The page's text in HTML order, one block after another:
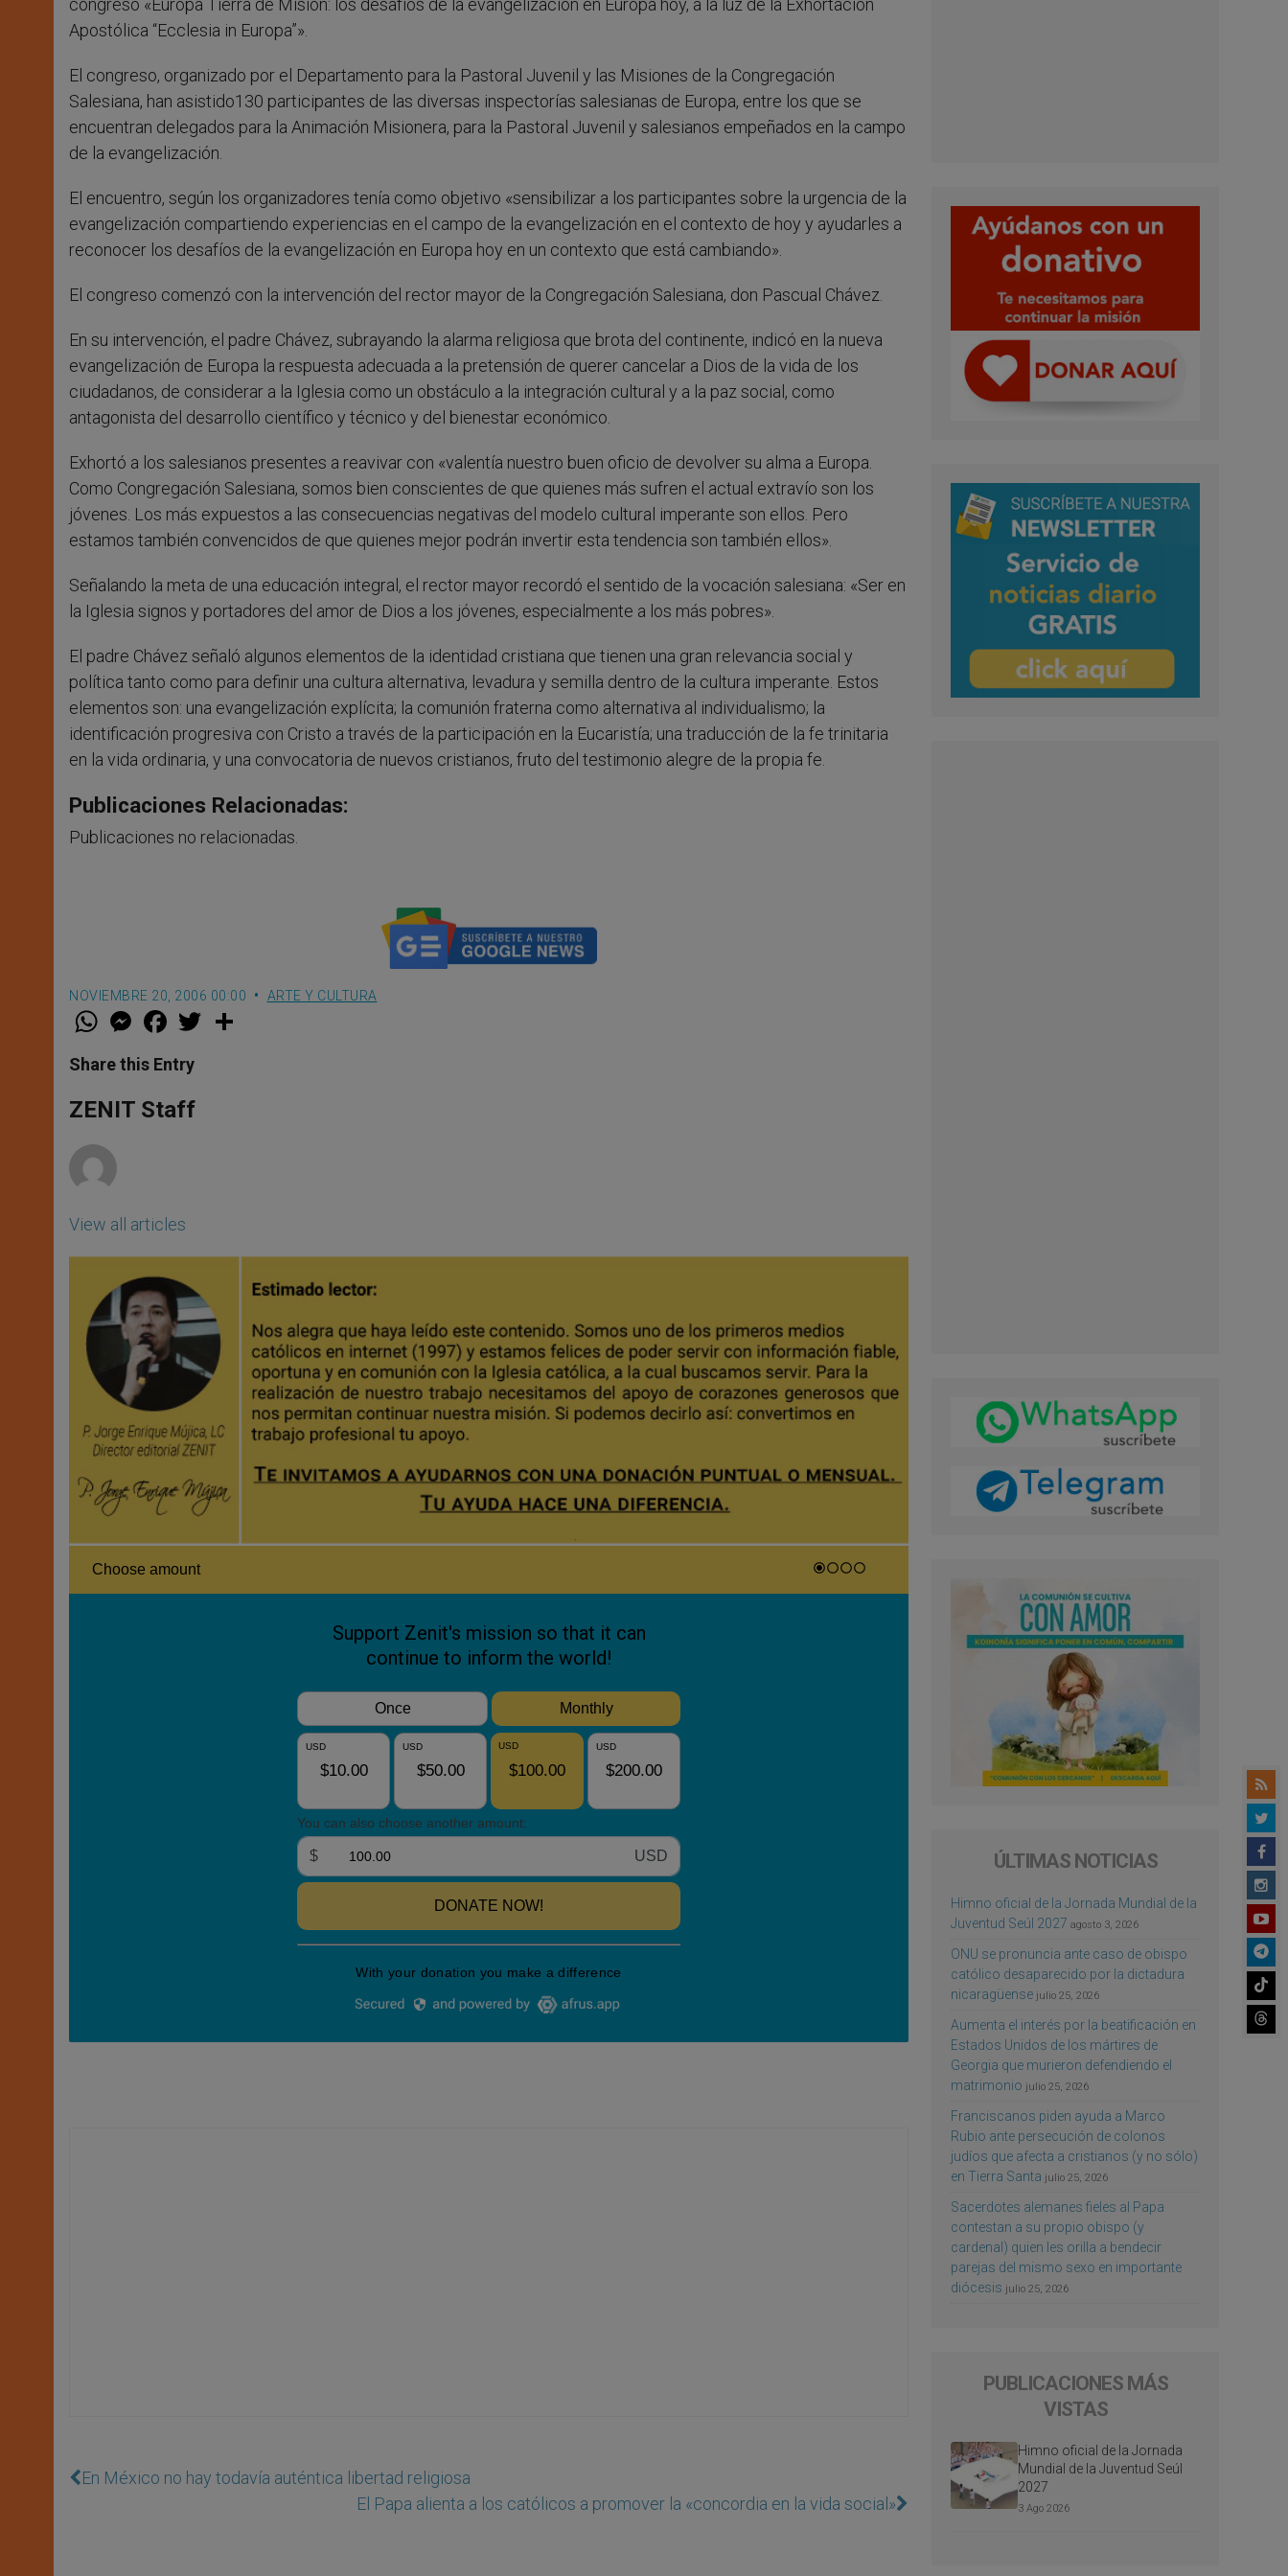
congreso «Europa Tierra de Misión: los desafíos de la evangelización en Europa hoy, a la luz de la Exhortación
Apostólica “Ecclesia in Europa”».
El congreso, organizado por el Departamento para la Pastoral Juvenil y las Misiones de la Congregación
Salesiana, han asistido130 participantes de las diversas inspectorías salesianas de Europa, entre los que se
encuentran delegados para la Animación Misionera, para la Pastoral Juvenil y salesianos empeñados en la campo
de la evangelización.
El encuentro, según los organizadores tenía como objetivo «sensibilizar a los participantes sobre la urgencia de la
evangelización compartiendo experiencias en el campo de la evangelización en el contexto de hoy y ayudarles a
reconocer los desafíos de la evangelización en Europa hoy en un contexto que está cambiando».
El congreso comenzó con la intervención del rector mayor de la Congregación Salesiana, don Pascual Chávez.
En su intervención, el padre Chávez, subrayando la alarma religiosa que brota del continente, indicó en la nueva
evangelización de Europa la respuesta adecuada a la pretensión de querer cancelar a Dios de la vida de los
ciudadanos, de considerar a la Iglesia como un obstáculo a la integración cultural y a la paz social, como
antagonista del desarrollo científico y técnico y del bienestar económico.
Exhortó a los salesianos presentes a reavivar con «valentía nuestro buen oficio de devolver su alma a Europa.
Como Congregación Salesiana, somos bien conscientes de que quienes más sufren el actual extravío son los
jóvenes. Los más expuestos a las consecuencias negativas del modelo cultural imperante son ellos. Pero
estamos también convencidos de que quienes mejor podrán invertir esta tendencia son también ellos».
Señalando la meta de una educación integral, el rector mayor recordó el sentido de la vocación salesiana: «Ser en
la Iglesia signos y portadores del amor de Dios a los jóvenes, especialmente a los más pobres».
El padre Chávez señaló algunos elementos de la identidad cristiana que tienen una gran relevancia social y
política tanto como para definir una cultura alternativa, levadura y semilla dentro de la cultura imperante. Estos
elementos son: una evangelización explícita; la comunión fraterna como alternativa al individualismo; la
identificación progresiva con Cristo a través de la participación en la Eucaristía; una traducción de la fe trinitaria
en la vida ordinaria, y una convocatoria de nuevos cristianos, fruto del testimonio alegre de la propia fe.
Publicaciones Relacionadas:
Publicaciones no relacionadas.
NOVIEMBRE 20, 2006 00:00 ARTE Y CULTURA
W
t
s
p
p
M
e
s
e
g
e
F
a
e
b
o
k
w
Share this Entry
ZENIT Staff
View all articles
En México no hay todavía auténtica libertad religiosa
El Papa alienta a los católicos a promover la «concordia en la vida social»
ÚLTIMAS NOTICIAS
Himno oficial de la Jornada Mundial de la
Juventud Seúl 2027 agosto 3, 2026
ONU se pronuncia ante caso de obispo
católico desaparecido por la dictadura
nicaragüense julio 25, 2026
Aumenta el interés por la beatificación en
Estados Unidos de los mártires de
Georgia que murieron defendiendo el
matrimonio julio 25, 2026
Franciscanos piden ayuda a Marco
Rubio ante persecución de colonos
judíos que afecta a cristianos (y no sólo)
en Tierra Santa julio 25, 2026
Sacerdotes alemanes fieles al Papa
contestan a su propio obispo (y
cardenal) quien les orilla a bendecir
parejas del mismo sexo en importante
diócesis julio 25, 2026
PUBLICACIONES MÁS
VISTAS
Himno oficial de la Jornada
Mundial de la Juventud Seúl
2027
3 Ago 2026